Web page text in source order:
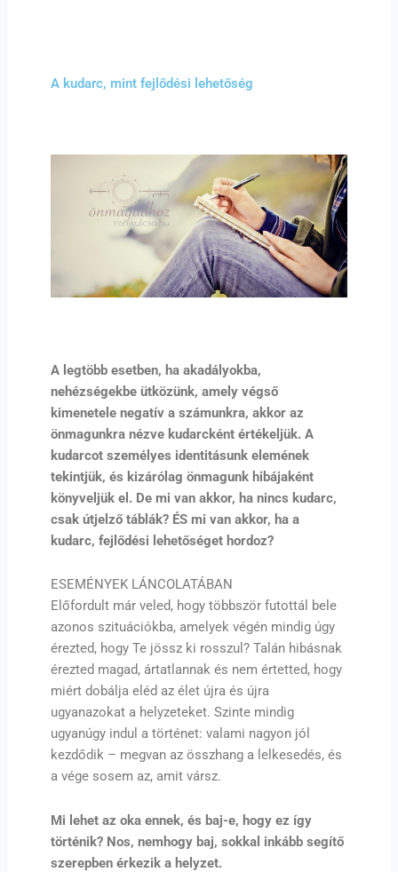
A kudarc, mint fejlődési lehetőség
A legtöbb esetben, ha akadályokba,
nehézségekbe ütközünk, amely végső
kimenetele negatív a számunkra, akkor az
önmagunkra nézve kudarcként értékeljük. A
kudarcot személyes identitásunk elemének
tekintjük, és kizárólag önmagunk hibájaként
könyveljük el. De mi van akkor, ha nincs kudarc,
csak útjelző táblák? ÉS mi van akkor, ha a
kudarc, fejlődési lehetőséget hordoz?
ESEMÉNYEK LÁNCOLATÁBAN
Előfordult már veled, hogy többször futottál bele
azonos szituációkba, amelyek végén mindig úgy
érezted, hogy Te jössz ki rosszul? Talán hibásnak
érezted magad, ártatlannak és nem értetted, hogy
miért dobálja eléd az élet újra és újra
ugyanazokat a helyzeteket. Szinte mindig
ugyanúgy indul a történet: valami nagyon jól
kezdődik – megvan az összhang a lelkesedés, és
a vége sosem az, amit vársz.
Mi lehet az oka ennek, és baj-e, hogy ez így
történik? Nos, nemhogy baj, sokkal inkább segítő
szerepben érkezik a helyzet.